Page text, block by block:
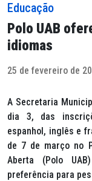
Educação
Polo UAB
idiomas
25 de fevereiro de
A Secretaria
dia 3, das
espanhol, inglês e
de 7 de março no
Aberta (Polo
preferência para